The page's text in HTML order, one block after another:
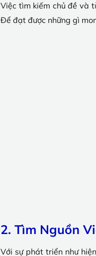
Việc tìm kiếm chủ đề và
Để đạt được những gì
2. Tìm Nguồn
Với sự phát triển như